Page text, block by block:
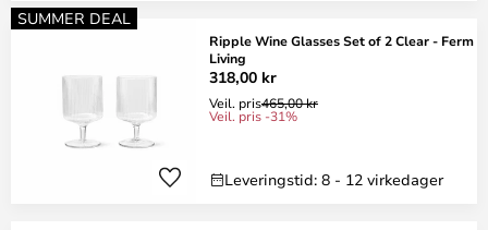
SUMMER DEAL
Ripple Wine Glasses Set of 2 Clear - Ferm
Living
318,00 kr
Veil. pris465,00 kr
Veil. pris -31%
Leveringstid: 8 - 12 virkedager